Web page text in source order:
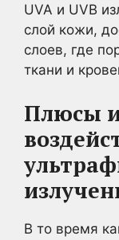
UVA и UVB
слой кожи,
слоев, где
ткани и
Плюсы
В то время